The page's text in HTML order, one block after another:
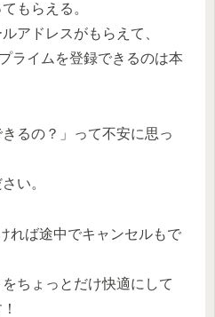
もらえる。
アドレスがもらえて、
ライムを登録できるのは本
るの？」って不安に思っ
い。
れば途中でキャンセルもで
ちょっとだけ快適にして